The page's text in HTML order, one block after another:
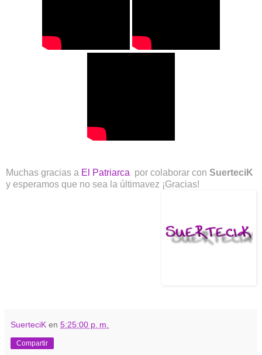
Muchas gracias a El Patriarca por colaborar con SuerteciK
y esperamos que no sea la últimavez ¡Gracias!
SuerteciK en 5:25:00 p. m.
Compartir